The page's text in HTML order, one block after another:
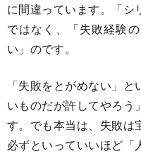
に間違っています。「シ
ではなく、「失敗経験
い」のです。
「失敗をとがめない」
いものだが許してやろう
す。でも本当は、失敗は
必ずといっていいほど「